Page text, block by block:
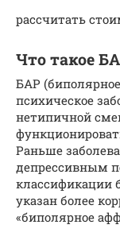
рассчитать
Что такое
БАР
психическое
нетипичной
Раньше
депрессивным
классификации
указан более
«биполярное